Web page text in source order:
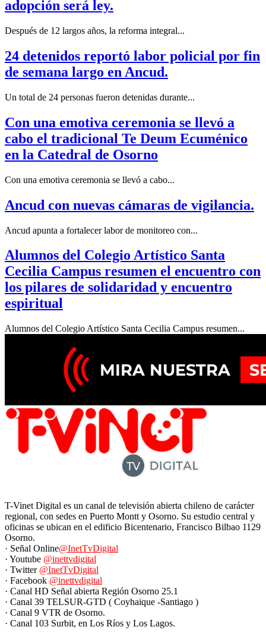
adopción será ley.
Después de 12 largos años, la reforma integral...
24 detenidos reportó labor policial por fin
de semana largo en Ancud.
Un total de 24 personas fueron detenidas durante...
Con una emotiva ceremonia se llevó a
cabo el tradicional Te Deum Ecuménico
en la Catedral de Osorno
Con una emotiva ceremonia se llevó a cabo...
Ancud con nuevas cámaras de vigilancia.
Ancud apunta a fortalecer labor de monitoreo con...
Alumnos del Colegio Artístico Santa
Cecilia Campus resumen el encuentro con
los pilares de solidaridad y encuentro
espiritual
Alumnos del Colegio Artístico Santa Cecilia Campus resumen...
T-Vinet Digital es un canal de televisión abierta chileno de carácter
regional, con sedes en Puerto Montt y Osorno. Su estudio central y
oficinas se ubican en el edificio Bicentenario, Francisco Bilbao 1129
Osorno.
· Señal Online@InetTvDigital
· Youtube @inettvdigital
· Twitter @InetTvDigital
· Facebook @inettvdigital
· Canal HD Señal abierta Región Osorno 25.1
· Canal 39 TELSUR-GTD ( Coyhaique -Santiago )
· Canal 9 VTR de Osorno.
· Canal 103 Surbit, en Los Ríos y Los Lagos.